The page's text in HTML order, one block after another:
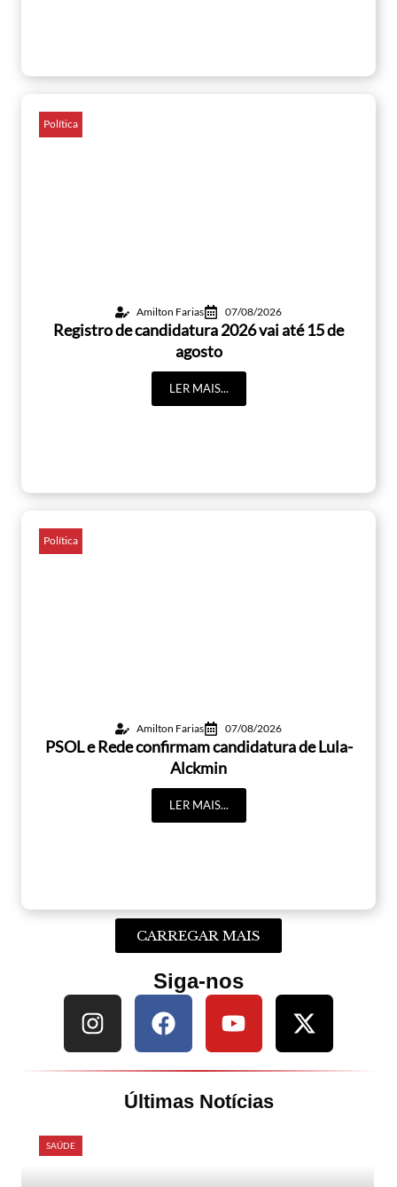
Política
Amilton Farias 07/08/2026
Registro de candidatura 2026 vai até 15 de
agosto
LER MAIS...
Política
Amilton Farias 07/08/2026
PSOL e Rede confirmam candidatura de Lula-
Alckmin
LER MAIS...
CARREGAR MAIS
Siga-nos
Últimas Notícias
SAÚDE